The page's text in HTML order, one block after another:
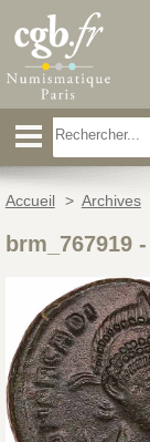
Accueil > Archives
brm_767919-